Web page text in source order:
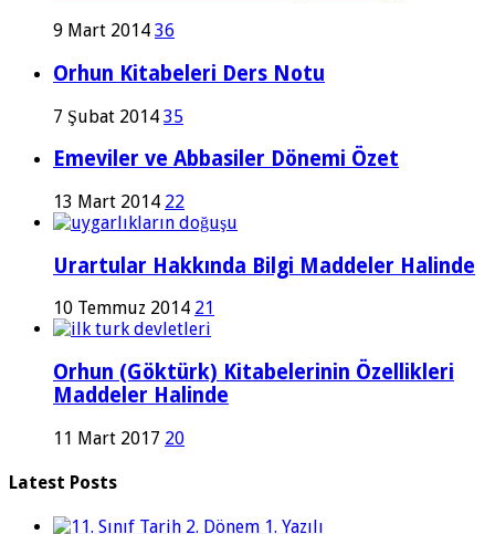
9 Mart 2014 36
Orhun Kitabeleri Ders Notu
7 Şubat 2014 35
Emeviler ve Abbasiler Dönemi Özet
13 Mart 2014 22
Urartular Hakkında Bilgi Maddeler Halinde
10 Temmuz 2014 21
Orhun (Göktürk) Kitabelerinin Özellikleri
Maddeler Halinde
11 Mart 2017 20
Latest Posts